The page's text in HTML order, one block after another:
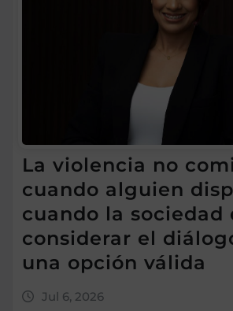
La violencia no
cuando alguien
cuando la sociedad
considerar el
una opción válida
Jul 6, 2026